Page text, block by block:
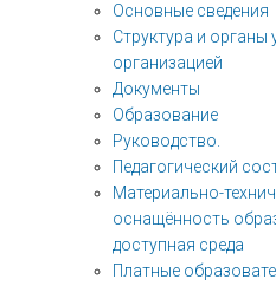
Основные сведения
Структура и органы
организацией
Документы
Образование
Руководство.
Педагогический
Материально-
оснащённость
доступная среда
Платные